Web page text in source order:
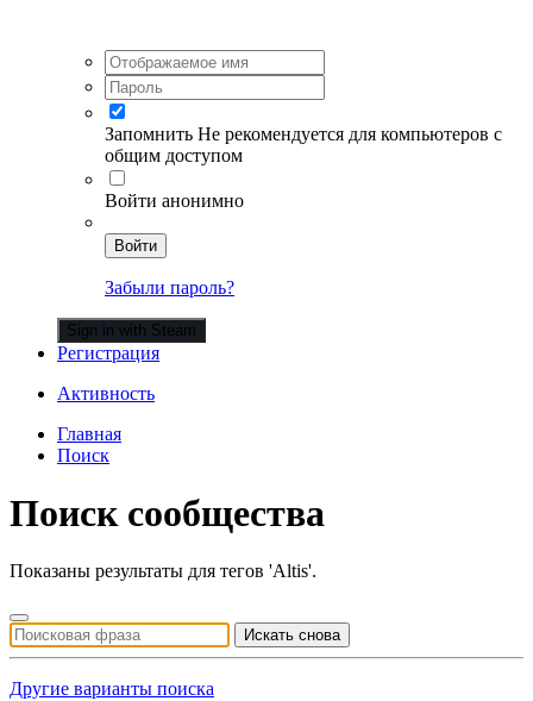
Запомнить Не рекомендуется для компьютеров с
общим доступом
Войти анонимно
Войти
Забыли пароль?
Sign in with Steam
Регистрация
Активность
Главная
Поиск
Поиск сообщества
Показаны результаты для тегов 'Altis'.
Искать снова
Другие варианты поиска